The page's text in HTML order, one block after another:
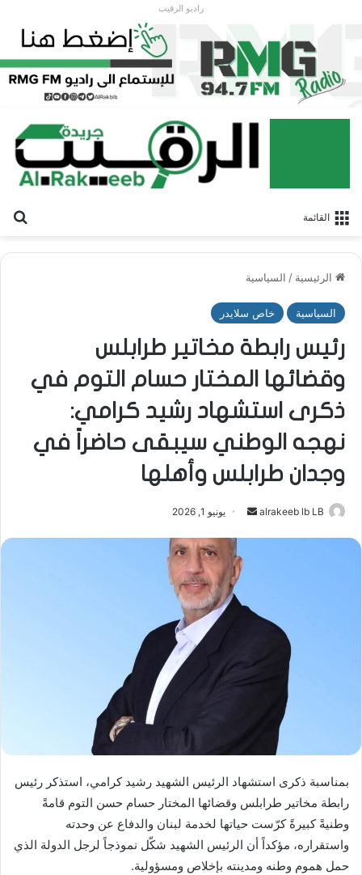
راديو الرقيب
القائمة
الرئيسية / السياسية
السياسية خاص سلايدر
رئيس رابطة مخاتير طرابلس
وقضائها المختار حسام التوم في
ذكرى استشهاد رشيد كرامي:
نهجه الوطني سيبقى حاضراً في
وجدان طرابلس وأهلها
alrakeeb lb LB
أرسل
إلكترونيا
يونيو 1, 2026
بمناسبة ذكرى استشهاد الرئيس الشهيد رشيد كرامي، استذكر رئيس
رابطة مخاتير طرابلس وقضائها المختار حسام حسن التوم قامةً
وطنيةً كبيرةً كرّست حياتها لخدمة لبنان والدفاع عن وحدته
واستقراره، مؤكداً أن الرئيس الشهيد شكّل نموذجاً لرجل الدولة الذي
حمل هموم وطنه ومدينته بإخلاص ومسؤولية.